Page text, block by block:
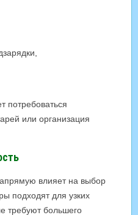
потребоваться
или организация
влияет на выбор
подходят для узких
требуют большего